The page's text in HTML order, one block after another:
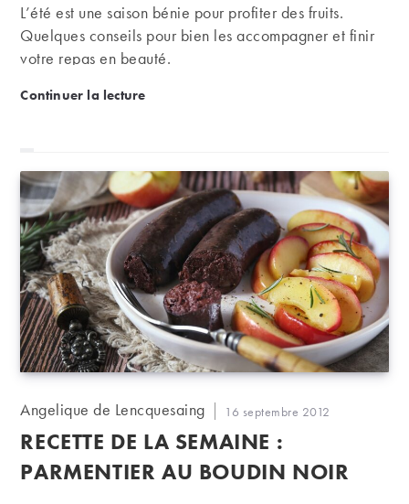
L’été est une saison bénie pour profiter des fruits.
Quelques conseils pour bien les accompagner et finir
votre repas en beauté.
Continuer la lectureFrais, pochés ou en salade : quels accords mets et
Auteur/autrice
la
publication :
Angelique de Lencquesaing
Publication
publiée :
16 septembre 2012
RECETTE DE LA SEMAINE :
PARMENTIER AU BOUDIN NOIR